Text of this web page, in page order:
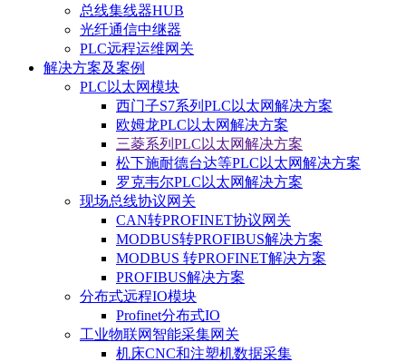
总线集线器HUB
光纤通信中继器
PLC远程运维网关
解决方案及案例
PLC以太网模块
西门子S7系列PLC以太网解决方案
欧姆龙PLC以太网解决方案
三菱系列PLC以太网解决方案
松下施耐德台达等PLC以太网解决方案
罗克韦尔PLC以太网解决方案
现场总线协议网关
CAN转PROFINET协议网关
MODBUS转PROFIBUS解决方案
MODBUS 转PROFINET解决方案
PROFIBUS解决方案
分布式远程IO模块
Profinet分布式IO
工业物联网智能采集网关
机床CNC和注塑机数据采集